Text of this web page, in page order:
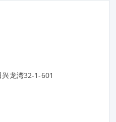
龙湾32-1-601